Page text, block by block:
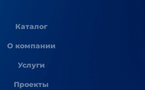
Каталог
О компании
Услуги
Проекты